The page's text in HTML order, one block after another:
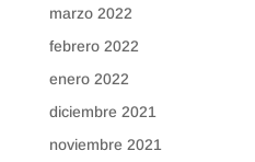
marzo 2022
febrero 2022
enero 2022
diciembre 2021
noviembre 2021